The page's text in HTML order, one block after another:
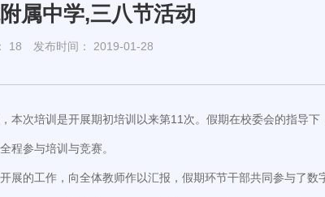
属中学,三八节活动
18 发布时间： 2019-01-28
次培训是开展期初培训以来第11次。假期在校委会的指导
程参与培训与竞赛。
的工作，向全体教师作以汇报，假期环节干部共同参与了数